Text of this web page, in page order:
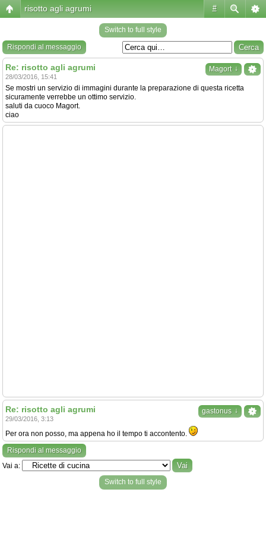
#
risotto agli agrumi
Switch to full style
Rispondi al messaggio
Magort ↓
Re: risotto agli agrumi
28/03/2016, 15:41
Se mostri un servizio di immagini durante la preparazione di questa ricetta
sicuramente verrebbe un ottimo servizio.
saluti da cuoco Magort.
ciao
gastonus ↓
Re: risotto agli agrumi
29/03/2016, 3:13
Per ora non posso, ma appena ho il tempo ti accontento.
Rispondi al messaggio
Vai a:
Switch to full style